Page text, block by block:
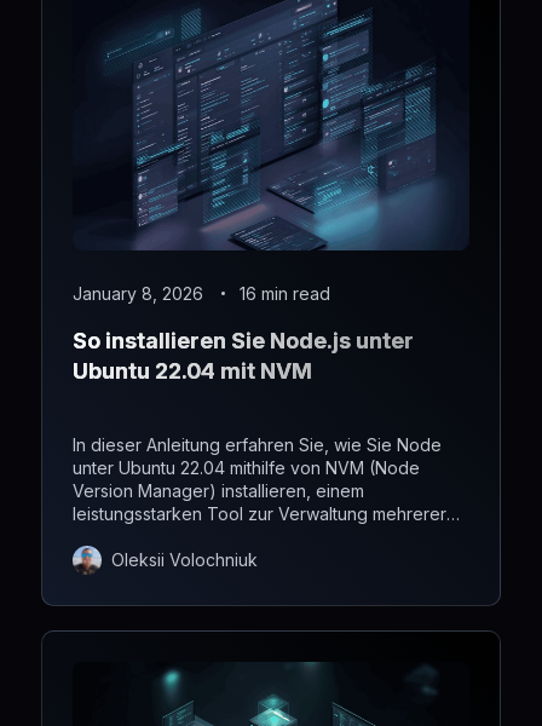
January 8, 2026 16 min read
So installieren Sie Node.js unter
Ubuntu 22.04 mit NVM
In dieser Anleitung erfahren Sie, wie Sie Node
unter Ubuntu 22.04 mithilfe von NVM (Node
Version Manager) installieren, einem
leistungsstarken Tool zur Verwaltung mehrerer
einfach zwischen den Versionen wechseln und
Oleksii Volochniuk